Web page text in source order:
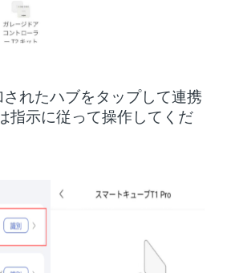
れたハブをタップして連携
指示に従って操作してくだ